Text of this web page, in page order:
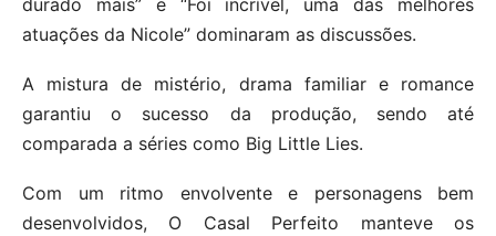
durado mais” e “Foi incrível, uma das melhores
atuações da Nicole” dominaram as discussões.
A mistura de mistério, drama familiar e romance
garantiu o sucesso da produção, sendo até
comparada a séries como Big Little Lies.
Com um ritmo envolvente e personagens bem
desenvolvidos, O Casal Perfeito manteve os